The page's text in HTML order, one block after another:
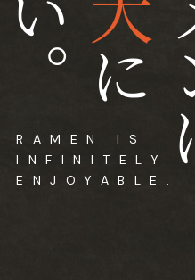
に
RAMEN IS
INFINITELY
ENJOYABLE.